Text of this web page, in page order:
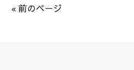
« 前のページ